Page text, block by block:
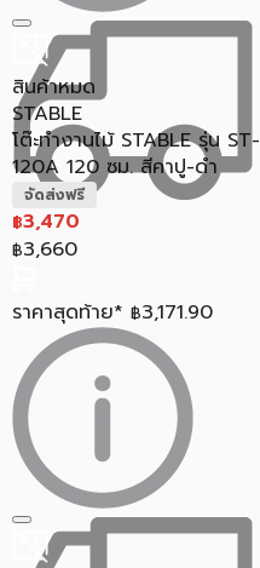
สินค้าหมด
STABLE
โต๊ะทำงานไม้ STABLE รุ่น ST-
120A 120 ซม. สีคาปู-ดำ
จัดส่งฟรี
฿3,470
฿3,660
ราคาสุดท้าย* ฿3,171.90